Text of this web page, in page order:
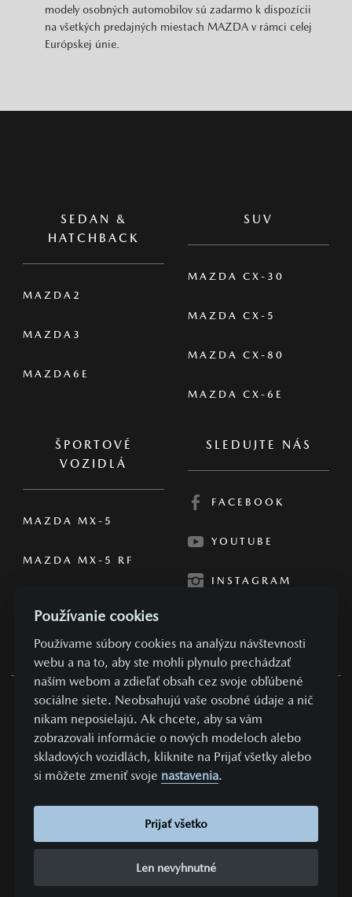
modely osobných automobilov sú zadarmo k dispozícii
na všetkých predajných miestach MAZDA v rámci celej
Európskej únie.
SEDAN &
HATCHBACK
MAZDA2
MAZDA3
MAZDA6E
SUV
MAZDA CX-30
MAZDA CX-5
MAZDA CX-80
MAZDA CX-6E
ŠPORTOVÉ
VOZIDLÁ
MAZDA MX-5
MAZDA MX-5 RF
SLEDUJTE NÁS
FACEBOOK
YOUTUBE
INSTAGRAM
OBCHODNÉ PODMIENKY
SÚKROMIE A OSOBNÉ ÚDAJE
NASTAVENIE COOKIES
REALIZÁCIA COMIN.CZ, S.R.O.
LEAD MANAGEMENT GROWITO
Používanie cookies
Používame súbory cookies na analýzu návštevnosti
webu a na to, aby ste mohli plynulo prechádzať
naším webom a zdieľať obsah cez svoje obľúbené
sociálne siete. Neobsahujú vaše osobné údaje a nič
nikam neposielajú. Ak chcete, aby sa vám
zobrazovali informácie o nových modeloch alebo
skladových vozidlách, kliknite na Prijať všetky alebo
si môžete zmeniť svoje nastavenia.
Prijať všetko
Len nevyhnutné